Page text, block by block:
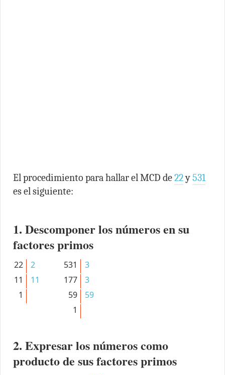
El procedimiento para hallar el MCD de22y531
es el siguiente:
1. Descomponer los números en su
factores primos
22
2
11
11
1
531
3
177
3
59
59
1
2. Expresar los números como
producto de sus factores primos